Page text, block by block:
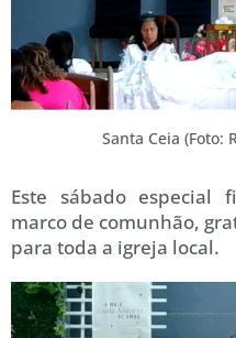
Santa Ceia (Foto:
Este sábado especial
marco de comunhão,
para toda a igreja local.